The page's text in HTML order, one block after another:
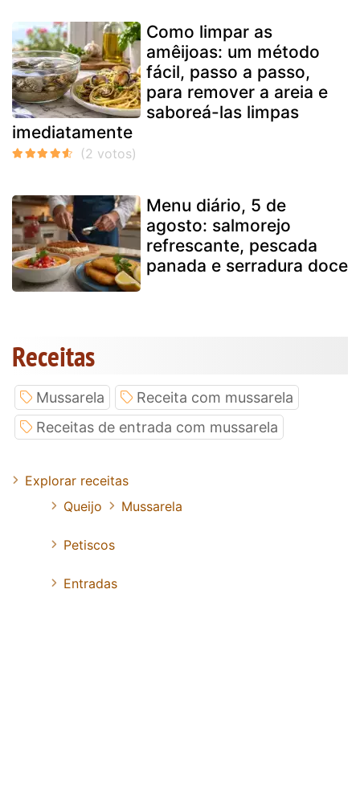
Como limpar as
amêijoas: um método
fácil, passo a passo,
para remover a areia e
saboreá-las limpas
imediatamente
Menu diário, 5 de
agosto: salmorejo
refrescante, pescada
panada e serradura doce
Receitas
Mussarela
Receita com mussarela
Receitas de entrada com mussarela
Explorar receitas
Queijo
Mussarela
Petiscos
Entradas